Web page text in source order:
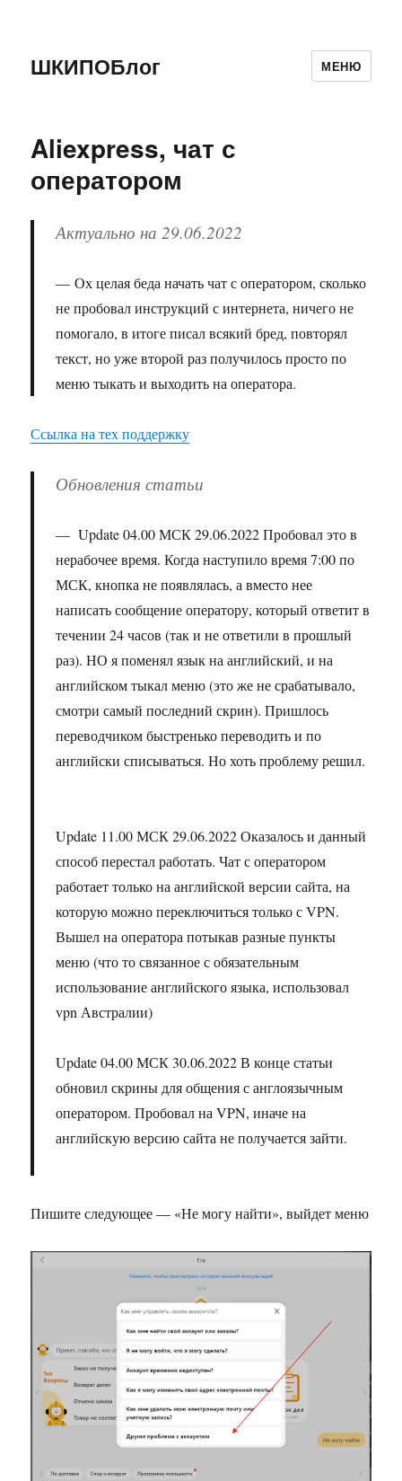
ШКИПОБлог МЕНЮ
Aliexpress, чат с
оператором
Актуально на 29.06.2022
Ох целая беда начать чат с оператором, сколько
не пробовал инструкций с интернета, ничего не
помогало, в итоге писал всякий бред, повторял
текст, но уже второй раз получилось просто по
меню тыкать и выходить на оператора.
Ссылка на тех поддержку
Обновления статьи
Update 04.00 МСК 29.06.2022 Пробовал это в
нерабочее время. Когда наступило время 7:00 по
МСК, кнопка не появлялась, а вместо нее
написать сообщение оператору, который ответит в
течении 24 часов (так и не ответили в прошлый
раз). НО я поменял язык на английский, и на
английском тыкал меню (это же не срабатывало,
смотри самый последний скрин). Пришлось
переводчиком быстренько переводить и по
английски списываться. Но хоть проблему решил.
Update 11.00 МСК 29.06.2022 Оказалось и данный
способ перестал работать. Чат с оператором
работает только на английской версии сайта, на
которую можно переключиться только с VPN.
Вышел на оператора потыкав разные пункты
меню (что то связанное с обязательным
использование английского языка, использовал
vpn Австралии)
Update 04.00 МСК 30.06.2022 В конце статьи
обновил скрины для общения с англоязычным
оператором. Пробовал на VPN, иначе на
английскую версию сайта не получается зайти.
Пишите следующее — «Не могу найти», выйдет меню